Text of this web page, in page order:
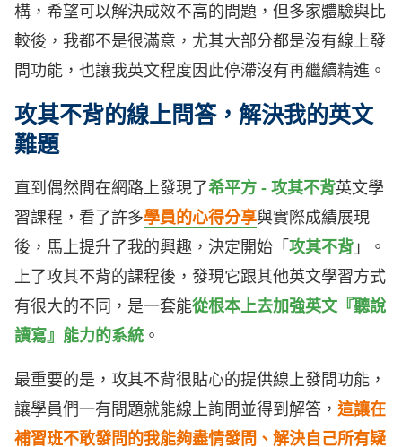
構，希望可以解決成效不高的問題，但多家體驗與比
較後，我都不是很滿意，尤其大部分都是沒有線上發
問功能，也讓我英文程度因此停滯沒有再繼續精進。
攻其不背的線上問答，解決我的英文
難題
直到偶然間在網路上發現了希平方 - 攻其不背英文學
習課程，看了許多學員的心得分享與實際成績展現
後，馬上提升了我的興趣，決定開始「 攻其不背 」。
上了攻其不背的課程後，發現它跟其他英文學習方式
有很大的不同，是一套能從根本上去加強英文『聽說
讀寫』能力的系統 。
最重要的是，攻其不背很貼心的提供線上發問功能，
讓學員們一有問題就能線上詢問並得到解答， 這讓在
補習班不敢發問的我能夠盡情發問、解決自己所有疑